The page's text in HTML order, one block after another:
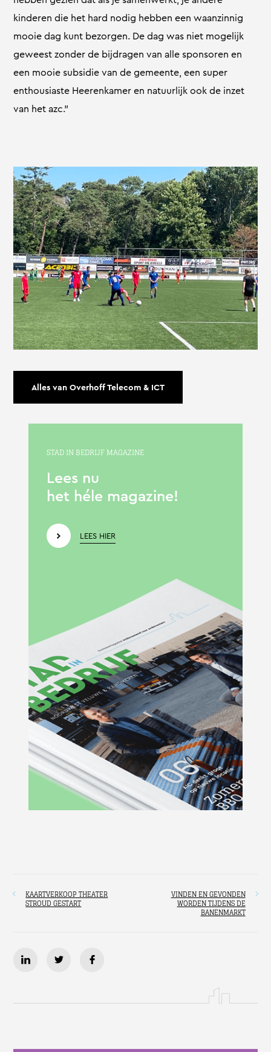
kinderen die het hard nodig hebben een waanzinnig
mooie dag kunt bezorgen. De dag was niet mogelijk
geweest zonder de bijdragen van alle sponsoren en
een mooie subsidie van de gemeente, een super
enthousiaste Heerenkamer en natuurlijk ook de inzet
van het azc.”
Alles van Overhoff Telecom & ICT
STAD IN BEDRIJF MAGAZINE
Lees nu
het héle magazine!
LEES HIER
KAARTVERKOOP THEATER
STROUD GESTART
VINDEN EN GEVONDEN
WORDEN TIJDENS DE
BANENMARKT